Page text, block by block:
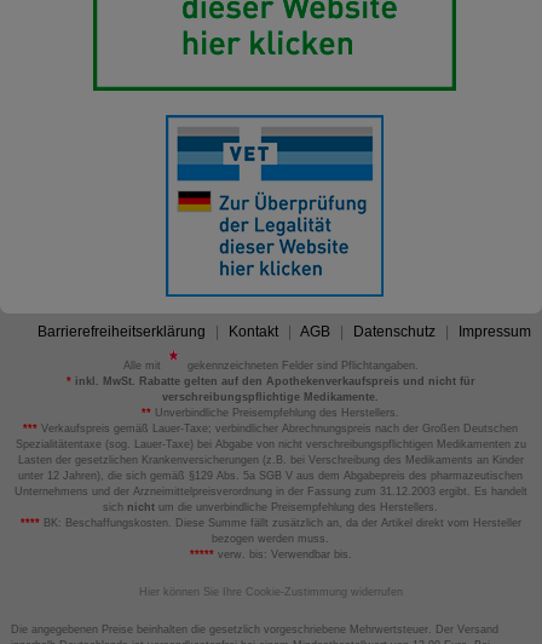
Barrierefreiheitserklärung Kontakt AGB Datenschutz Impressum
Alle mit
gekennzeichneten Felder sind Pflichtangaben.
*inkl. MwSt. Rabatte gelten auf den Apothekenverkaufspreis und nicht für
verschreibungspflichtige Medikamente.
** Unverbindliche Preisempfehlung des Herstellers.
*** Verkaufspreis gemäß Lauer-Taxe; verbindlicher Abrechnungspreis nach der Großen Deutschen
Spezialitätentaxe (sog. Lauer-Taxe) bei Abgabe von nicht verschreibungspflichtigen Medikamenten zu
Lasten der gesetzlichen Krankenversicherungen (z.B. bei Verschreibung des Medikaments an Kinder
unter 12 Jahren), die sich gemäß §129 Abs. 5a SGB V aus dem Abgabepreis des pharmazeutischen
Unternehmens und der Arzneimittelpreisverordnung in der Fassung zum 31.12.2003 ergibt. Es handelt
sich nicht um die unverbindliche Preisempfehlung des Herstellers.
****BK: Beschaffungskosten. Diese Summe fällt zusätzlich an, da der Artikel direkt vom Hersteller
bezogen werden muss.
*****verw. bis: Verwendbar bis.
Hier können Sie Ihre Cookie-Zustimmung widerrufen
Die angegebenen Preise beinhalten die gesetzlich vorgeschriebene Mehrwertsteuer. Der Versand